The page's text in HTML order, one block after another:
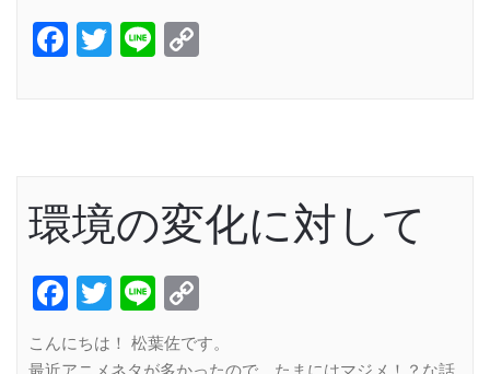
Facebook
Twitter
Line
環境の変化に対して
Facebook
Twitter
Line
Link
こんにちは！ 松葉佐です。